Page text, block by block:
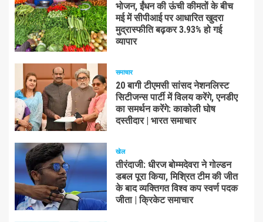
भोजन, ईंधन की ऊंची कीमतों के बीच
मई में सीपीआई पर आधारित खुदरा
मुद्रास्फीति बढ़कर 3.93% हो गई
व्यापार
समाचार
20 बागी टीएमसी सांसद नेशनलिस्ट
सिटीजन्स पार्टी में विलय करेंगे, एनडीए
का समर्थन करेंगे: काकोली घोष
दस्तीदार | भारत समाचार
खेल
तीरंदाजी: धीरज बोम्मदेवरा ने गोल्डन
डबल पूरा किया, मिश्रित टीम की जीत
के बाद व्यक्तिगत विश्व कप स्वर्ण पदक
जीता | क्रिकेट समाचार